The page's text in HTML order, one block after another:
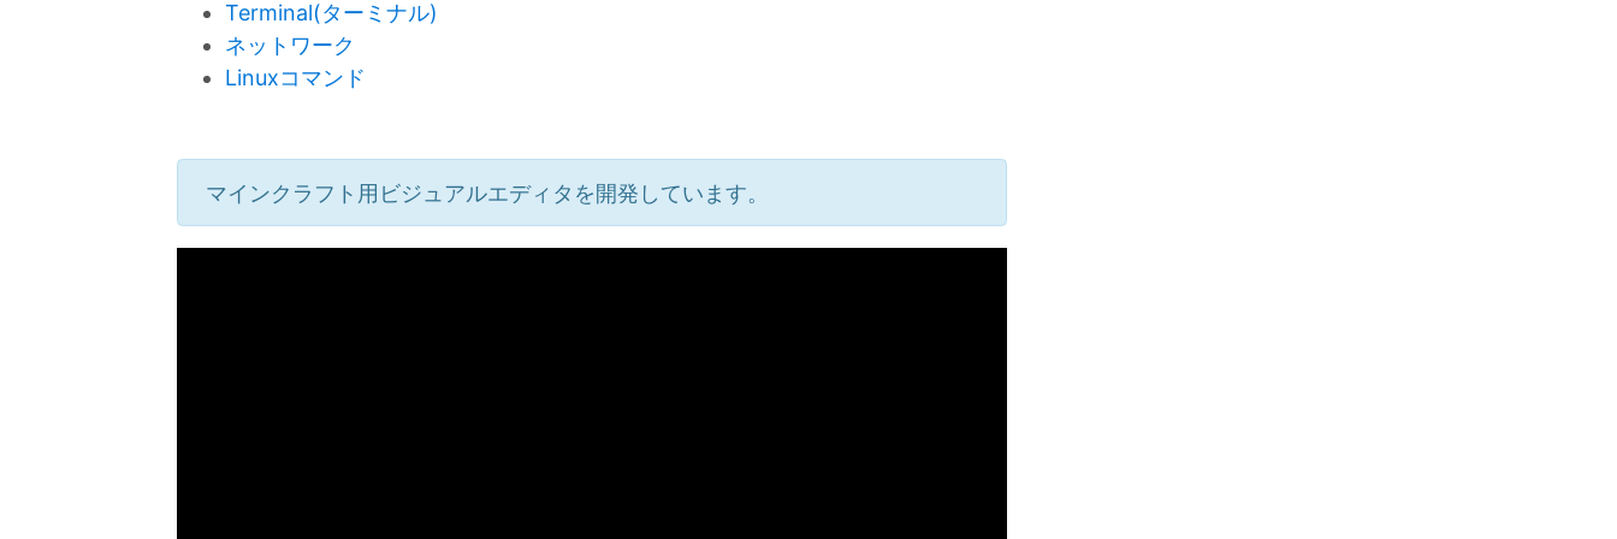
Terminal(ターミナル)
ネットワーク
Linuxコマンド
マインクラフト用ビジュアルエディタを開発しています。